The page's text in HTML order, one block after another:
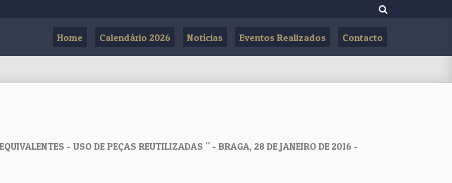
Home Calendário 2026 Notícias Eventos Realizados Contacto
- USO DE PEÇAS REUTILIZADAS " - BRAGA, 28 DE JANEIRO DE 2016 -